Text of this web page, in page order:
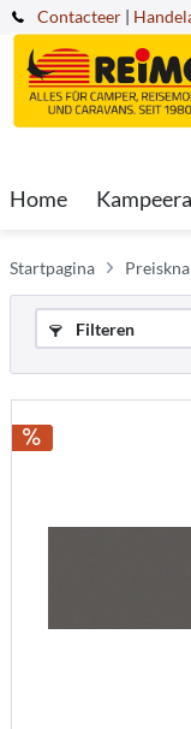
Contacteer |
Home
Startpagina
Filteren